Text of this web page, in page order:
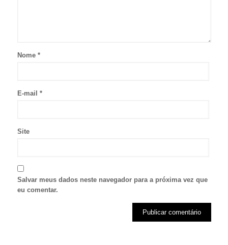
Nome *
E-mail *
Site
Salvar meus dados neste navegador para a próxima vez que
eu comentar.